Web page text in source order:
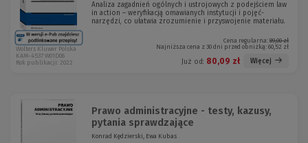
Analiza zagadnień ogólnych i ustrojowych z podejściem law
in action – weryfikacją omawianych instytucji i pojęć-
narzędzi, co ułatwia zrozumienie i przyswojenie materiału.
Cena regularna: 89,00 zł
Najniższa cena z 30 dni przed obniżką: 60,52 zł
Już od: 80,09 zł Więcej
Wolters Kluwer Polska
KAM-4537 W01D06
Rok publikacji: 2022
Prawo administracyjne - testy, kazusy,
pytania sprawdzające
Konrad Kędzierski, Ewa Kubas